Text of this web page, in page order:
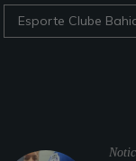
Esporte Clube